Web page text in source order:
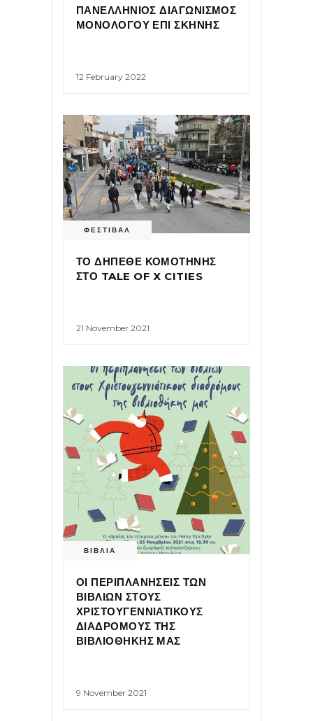
ΠΑΝΕΛΛΗΝΙΟΣ ΔΙΑΓΩΝΙΣΜΟΣ
ΜΟΝΟΛΟΓΟΥ ΕΠΙ ΣΚΗΝΗΣ
12 February 2022
ΦΕΣΤΙΒΑΛ
ΤΟ ΔΗΠΕΘΕ ΚΟΜΟΤΗΝΗΣ
ΣΤΟ TALE OF X CITIES
21 November 2021
ΒΙΒΛΙΑ
ΟΙ ΠΕΡΙΠΛΑΝΗΣΕΙΣ ΤΩΝ
ΒΙΒΛΙΩΝ ΣΤΟΥΣ
ΧΡΙΣΤΟΥΓΕΝΝΙΑΤΙΚΟΥΣ
ΔΙΑΔΡΟΜΟΥΣ ΤΗΣ
ΒΙΒΛΙΟΘΗΚΗΣ ΜΑΣ
9 November 2021